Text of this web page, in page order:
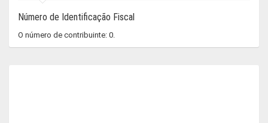
Número de Identificação Fiscal
O número de contribuinte: 0.